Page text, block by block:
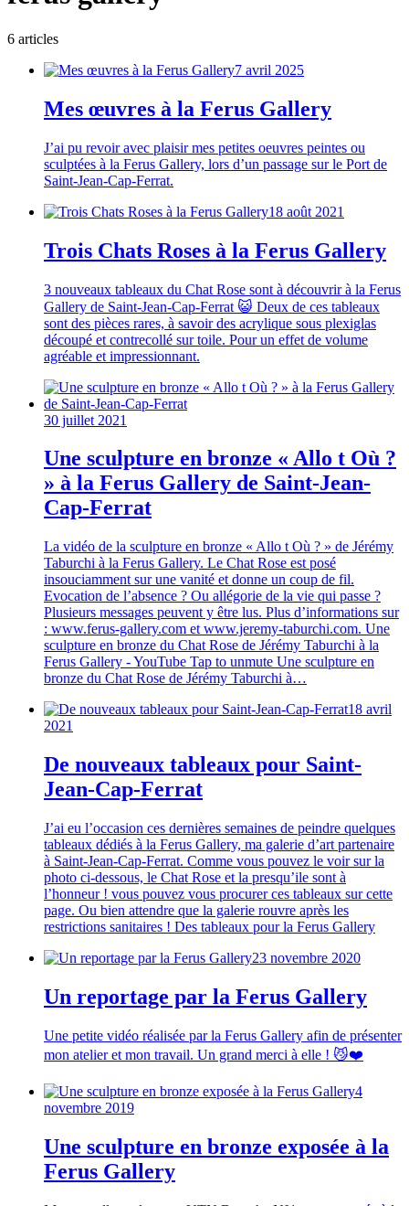
6 articles
7 avril 2025
Mes œuvres à la Ferus Gallery
J’ai pu revoir avec plaisir mes petites oeuvres peintes ou
sculptées à la Ferus Gallery, lors d’un passage sur le Port de
Saint-Jean-Cap-Ferrat.
18 août 2021
Trois Chats Roses à la Ferus Gallery
3 nouveaux tableaux du Chat Rose sont à découvrir à la Ferus
Gallery de Saint-Jean-Cap-Ferrat 😺 Deux de ces tableaux
sont des pièces rares, à savoir des acrylique sous plexiglas
découpé et contrecollé sur toile. Pour un effet de volume
agréable et impressionnant.
30 juillet 2021
Une sculpture en bronze « Allo t Où ?
» à la Ferus Gallery de Saint-Jean-
Cap-Ferrat
La vidéo de la sculpture en bronze « Allo t Où ? » de Jérémy
Taburchi à la Ferus Gallery. Le Chat Rose est posé
insouciamment sur une vanité et donne un coup de fil.
Evocation de l’absence ? Ou allégorie de la vie qui passe ?
Plusieurs messages peuvent y être lus. Plus d’informations sur
: www.ferus-gallery.com et www.jeremy-taburchi.com. Une
sculpture en bronze du Chat Rose de Jérémy Taburchi à la
Ferus Gallery - YouTube Tap to unmute Une sculpture en
bronze du Chat Rose de Jérémy Taburchi à…
18 avril
2021
De nouveaux tableaux pour Saint-
Jean-Cap-Ferrat
J’ai eu l’occasion ces dernières semaines de peindre quelques
tableaux dédiés à la Ferus Gallery, ma galerie d’art partenaire
à Saint-Jean-Cap-Ferrat. Comme vous pouvez le voir sur la
photo ci-dessous, le Chat Rose et la presqu’ile sont à
l’honneur ! vous pouvez vous procurer ces tableaux sur cette
page. Ou bien attendre que la galerie rouvre après les
restrictions sanitaires ! Des tableaux pour la Ferus Gallery
23 novembre 2020
Un reportage par la Ferus Gallery
Une petite vidéo réalisée par la Ferus Gallery afin de présenter
mon atelier et mon travail. Un grand merci à elle ! 😼❤️
4
novembre 2019
Une sculpture en bronze exposée à la
Ferus Gallery